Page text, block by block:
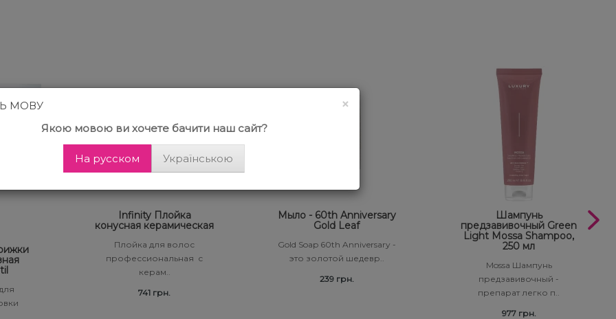
Infinity Плойка
конусная керамическая
Плойка для волос
профессиональная с
керам..
741 грн.
Мыло - 60th Anniversary
Gold Leaf
Gold Soap 60th Anniversary -
это золотой шедевр..
239 грн.
Шампунь
предзавивочный Green
Light Mossa Shampoo,
250 мл
Mossa Шампунь
предзавивочный -
препарат легко п..
977 грн.
×
МОВУ
Якою мовою ви хочете бачити наш сайт?
На русском Українською